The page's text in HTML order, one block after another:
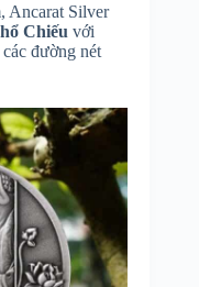
Ancarat Silver
Chiếu với
đường nét